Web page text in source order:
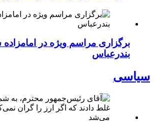
برگزاری مراسم ویژه در
بندرعباس
سیاسی